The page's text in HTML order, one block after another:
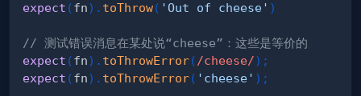
expect (fn) . toThrow( 'Out of cheese' )
// 测试错误消息在某处说“cheese”：这些是等价的
expect (fn) . toThrowError( /cheese/) ;
expect (fn) . toThrowError( 'cheese' ) ;